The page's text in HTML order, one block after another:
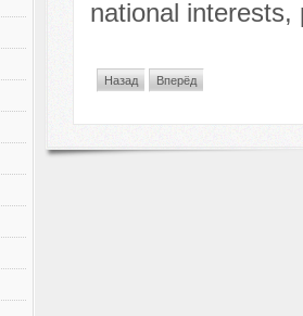
national interests,
Назад Вперёд